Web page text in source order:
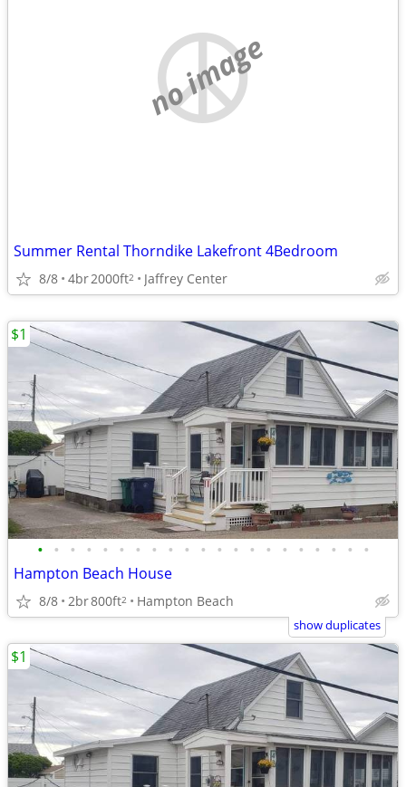
no image
Summer Rental Thorndike Lakefront 4Bedroom
8/8 4br2000ft2 Jaffrey Center
• • • • • • • • • • • • • • • • • • • • •
Hampton Beach House
8/8 2br800ft2 Hampton Beach
$1
show duplicates
$1